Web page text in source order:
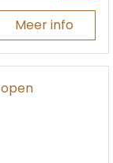
Meer info